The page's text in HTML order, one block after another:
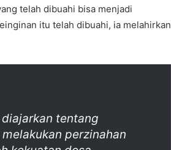
telah dibuahi bisa menjadi
itu telah dibuahi, ia melahirkan
tentang
perzinahan